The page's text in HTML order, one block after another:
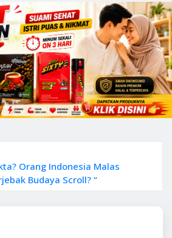
Orang Indonesia Malas
Budaya Scroll? “